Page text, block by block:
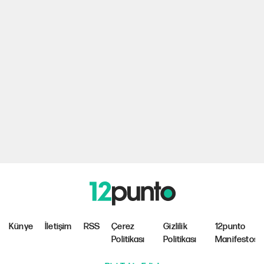
Künye İletişim RSS
Çerez
Politikası
Gizlilik
Politikası
12punto
Manifestosu